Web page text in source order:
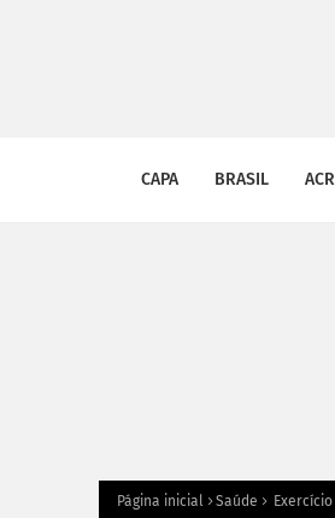
CAPA BRASIL
Página inicial Saúde